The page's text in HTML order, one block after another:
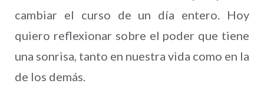
cambiar el curso de un día entero. Hoy
quiero reflexionar sobre el poder que tiene
una sonrisa, tanto en nuestra vida como en la
de los demás.